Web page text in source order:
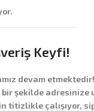
Keyfi!
devam
şekilde adresinize
titizlikle çalışıyor,